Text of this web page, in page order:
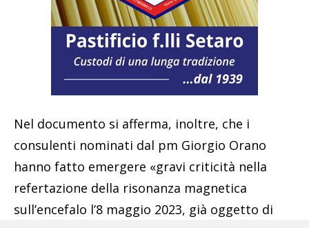
Nel documento si afferma, inoltre, che i
consulenti nominati dal pm Giorgio Orano
hanno fatto emergere «gravi criticità nella
refertazione della risonanza magnetica
sull’encefalo l’8 maggio 2023, già oggetto di